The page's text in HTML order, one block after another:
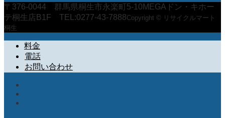
〒376-0044 群馬県桐生市永楽町5-10MEGAドン・キホー
テ桐生店B1F TEL:0277-43-7888Copyright © リサイクルマート
桐生
料金
電話
お問い合わせ